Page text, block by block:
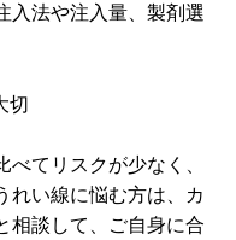
入法や注入量、製剤選
切
べてリスクが少なく、
れい線に悩む方は、カ
相談して、ご自身に合